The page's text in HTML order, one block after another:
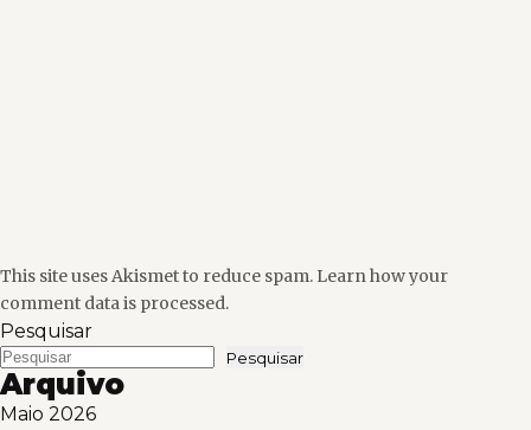
This site uses Akismet to reduce spam. Learn how your
comment data is processed.
Pesquisar
Pesquisar
Arquivo
Maio 2026